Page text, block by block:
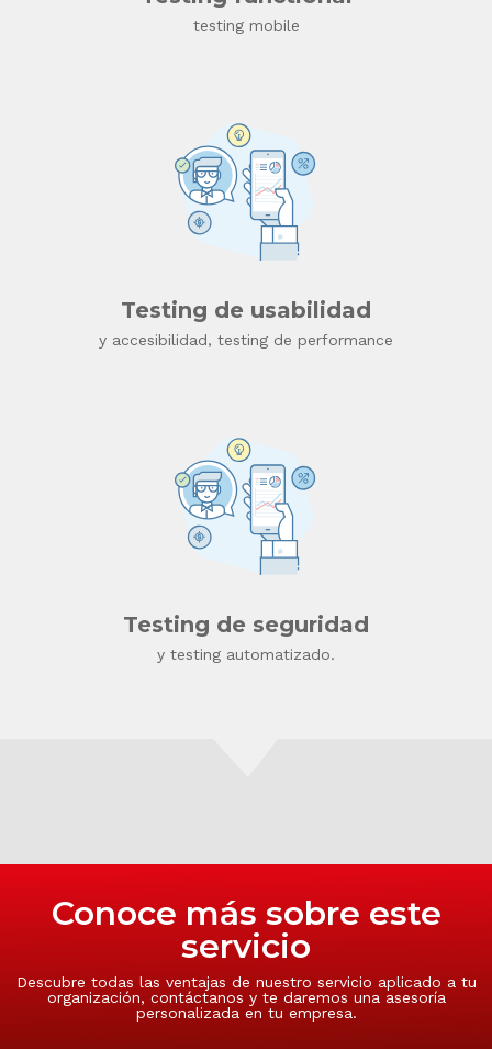
testing mobile
Testing de usabilidad
y accesibilidad, testing de performance
Testing de seguridad
y testing automatizado.
Conoce más sobre este
servicio
Descubre todas las ventajas de nuestro servicio aplicado a tu
organización, contáctanos y te daremos una asesoría
personalizada en tu empresa.